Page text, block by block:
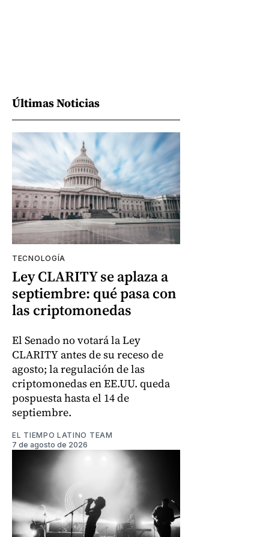
Últimas Noticias
TECNOLOGÍA
Ley CLARITY se aplaza a
septiembre: qué pasa con
las criptomonedas
El Senado no votará la Ley
CLARITY antes de su receso de
agosto; la regulación de las
criptomonedas en EE.UU. queda
pospuesta hasta el 14 de
septiembre.
EL TIEMPO LATINO TEAM
7 de agosto de 2026